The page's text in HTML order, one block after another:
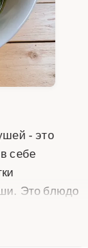
- это
себе
Это блюдо